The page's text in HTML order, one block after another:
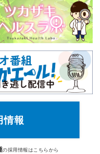
情報
の採用情報はこちらから